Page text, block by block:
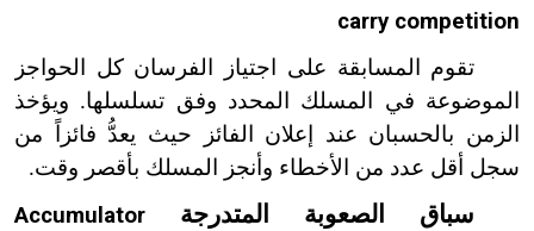
carry competition
تقوم المسابقة على اجتياز الفرسان كل الحواجز
الموضوعة في المسلك المحدد وفق تسلسلها. ويؤخذ
الزمن بالحسبان عند إعلان الفائز حيث يعدُّ فائزاً من
سجل أقل عدد من الأخطاء وأنجز المسلك بأقصر وقت.
سباق الصعوبة المتدرجة Accumulator